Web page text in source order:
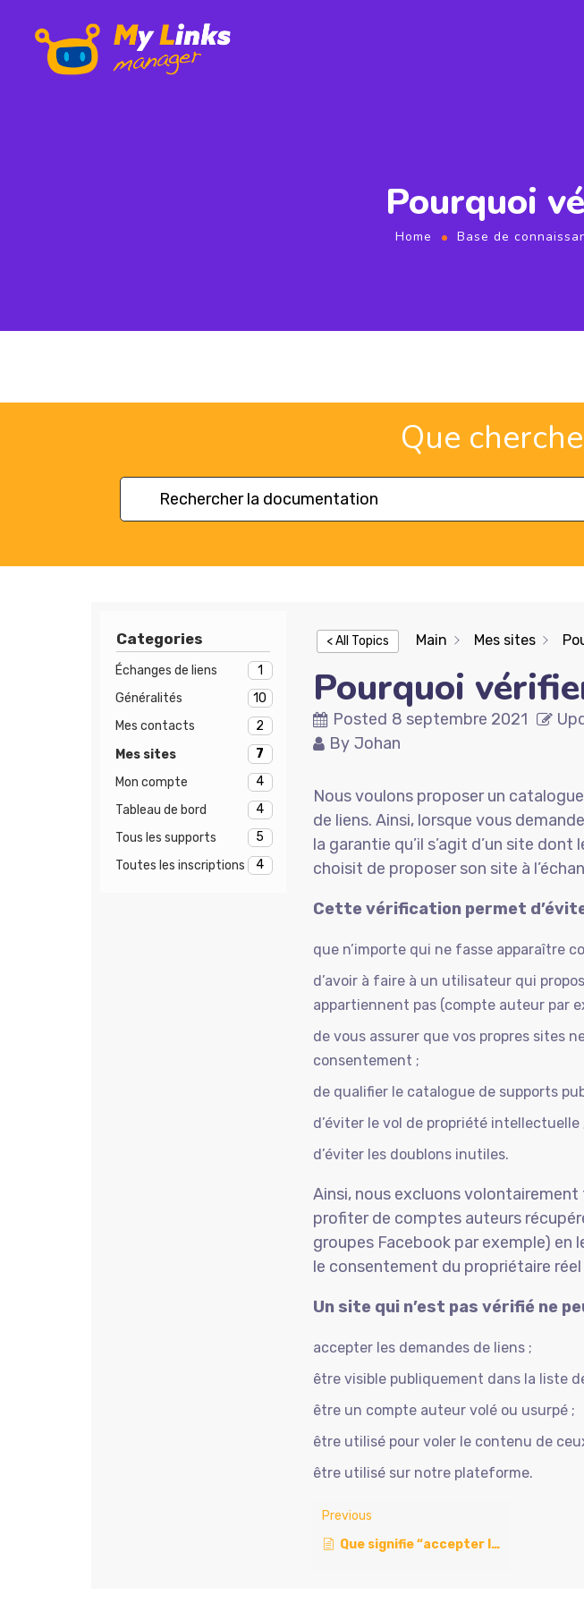
Pourquoi
Home Base de
Que
Categories
Échanges de liens
1
Généralités
10
Mes contacts
2
Mes sites
7
Mon compte
4
Tableau de bord
4
Tous les supports
5
Toutes les inscriptions
4
< All Topics Main Mes sites
Pourquoi
Posted 8 septembre 2021
By Johan
Nous voulons proposer un
de liens. Ainsi, lorsque vous
la garantie qu’il s’agit d’un site
choisit de proposer son site à
Cette vérification permet
que n’importe qui ne fasse apparaître
d’avoir à faire à un utilisateur qui
appartiennent pas (compte auteur par
de vous assurer que vos propres sites
consentement ;
de qualifier le catalogue de supports
d’éviter le vol de propriété intellectuelle
d’éviter les doublons inutiles.
Ainsi, nous excluons
profiter de comptes auteurs
groupes Facebook par exemple)
le consentement du propriétaire
Un site qui n’est pas vérifié ne
accepter les demandes de liens ;
être visible publiquement dans la liste
être un compte auteur volé ou usurpé ;
être utilisé pour voler le contenu de
être utilisé sur notre plateforme.
Previous
Que signifie “accepter les demandes de lien” ?